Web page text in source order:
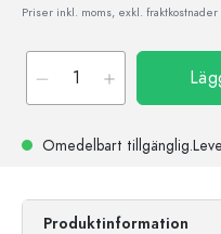
Priser inkl. moms, exkl. fraktkostnader
Omedelbart tillgänglig.
Produktinformation